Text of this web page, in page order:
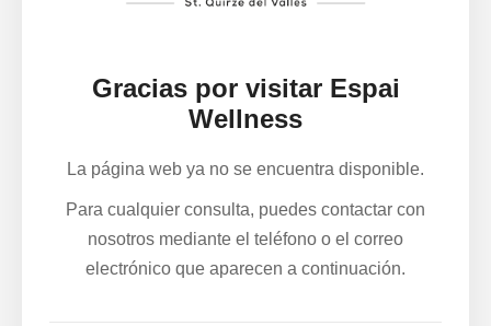
Gracias por visitar Espai
Wellness
La página web ya no se encuentra disponible.
Para cualquier consulta, puedes contactar con
nosotros mediante el teléfono o el correo
electrónico que aparecen a continuación.